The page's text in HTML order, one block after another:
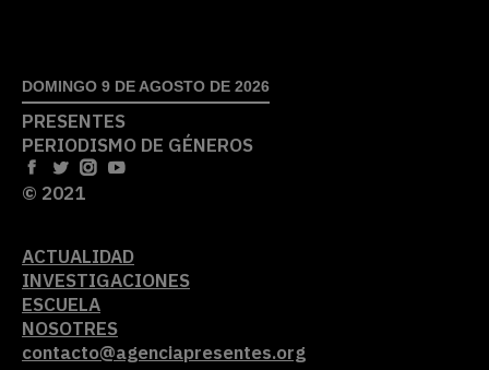
DOMINGO 9 DE AGOSTO DE 2026
PRESENTES
PERIODISMO DE GÉNEROS
© 2021
ACTUALIDAD
INVESTIGACIONES
ESCUELA
NOSOTRES
contacto@agenciapresentes.org